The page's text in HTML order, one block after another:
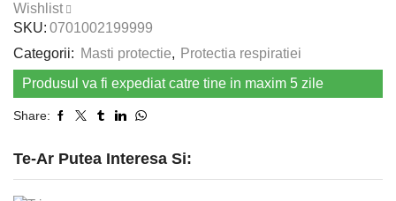
Wishlist
SKU: 0701002199999
Categorii: Masti protectie, Protectia respiratiei
Produsul va fi expediat catre tine in maxim 5 zile
Share:
Te-Ar Putea Interesa Si: